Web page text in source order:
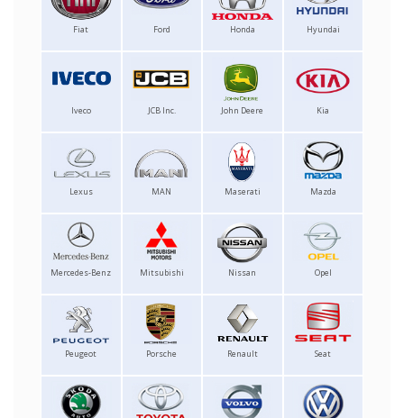
Fiat Ford Honda Hyundai
Iveco JCB Inc. John Deere Kia
Lexus MAN Maserati Mazda
Mercedes-Benz Mitsubishi Nissan Opel
Peugeot Porsche Renault Seat